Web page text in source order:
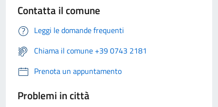
Contatta il comune
Leggi le domande frequenti
Chiama il comune +39 0743 2181
Prenota un appuntamento
Problemi in città